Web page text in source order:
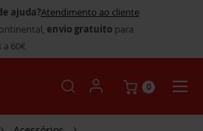
ajuda?Atendimento ao cliente
envio gratuito para
60€
0